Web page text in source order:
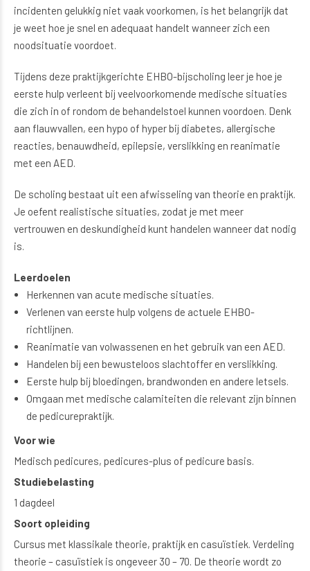
incidenten gelukkig niet vaak voorkomen, is het belangrijk dat
je weet hoe je snel en adequaat handelt wanneer zich een
noodsituatie voordoet.
Tijdens deze praktijkgerichte EHBO-bijscholing leer je hoe je
eerste hulp verleent bij veelvoorkomende medische situaties
die zich in of rondom de behandelstoel kunnen voordoen. Denk
aan flauwvallen, een hypo of hyper bij diabetes, allergische
reacties, benauwdheid, epilepsie, verslikking en reanimatie
met een AED.
De scholing bestaat uit een afwisseling van theorie en praktijk.
Je oefent realistische situaties, zodat je met meer
vertrouwen en deskundigheid kunt handelen wanneer dat nodig
is.
Leerdoelen
Herkennen van acute medische situaties.
Verlenen van eerste hulp volgens de actuele EHBO-
richtlijnen.
Reanimatie van volwassenen en het gebruik van een AED.
Handelen bij een bewusteloos slachtoffer en verslikking.
Eerste hulp bij bloedingen, brandwonden en andere letsels.
Omgaan met medische calamiteiten die relevant zijn binnen
de pedicurepraktijk.
Voor wie
Medisch pedicures, pedicures-plus of pedicure basis.
Studiebelasting
1 dagdeel
Soort opleiding
Cursus met klassikale theorie, praktijk en casuïstiek. Verdeling
theorie – casuïstiek is ongeveer 30 – 70. De theorie wordt zo